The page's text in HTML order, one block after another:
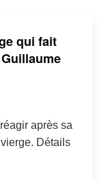
qui fait
après sa
Détails